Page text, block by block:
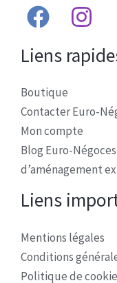
Liens
Boutique
Contacter Euro-
Mon compte
Blog Euro-
d’aménagement
Liens
Mentions légales
Conditions
Politique de